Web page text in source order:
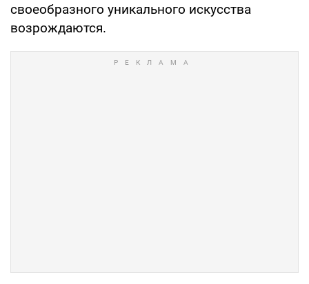
своеобразного уникального искусства
возрождаются.